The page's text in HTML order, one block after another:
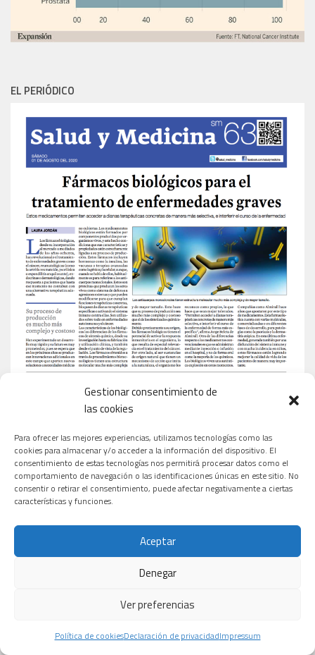
Gestionar consentimiento de
las cookies
Para ofrecer las mejores experiencias, utilizamos tecnologías como las
cookies para almacenar y/o acceder a la información del dispositivo. El
consentimiento de estas tecnologías nos permitirá procesar datos como el
comportamiento de navegación o las identificaciones únicas en este sitio. No
consentir o retirar el consentimiento, puede afectar negativamente a ciertas
características y funciones.
Aceptar
Denegar
Ver preferencias
Política de cookiesDeclaración de privacidadImpressum
EL PERIÓDICO